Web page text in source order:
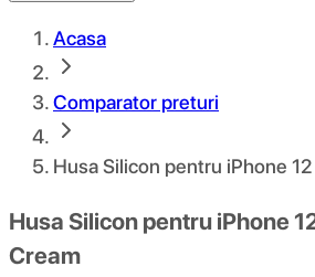
Acasa
Comparator preturi
Husa Silicon pentru iPhone
Husa Silicon pentru iPhone
Cream